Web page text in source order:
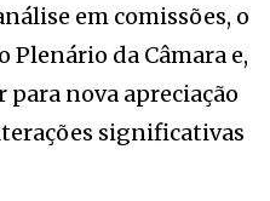
em comissões, o
Plenário da Câmara e,
nova apreciação
significativas